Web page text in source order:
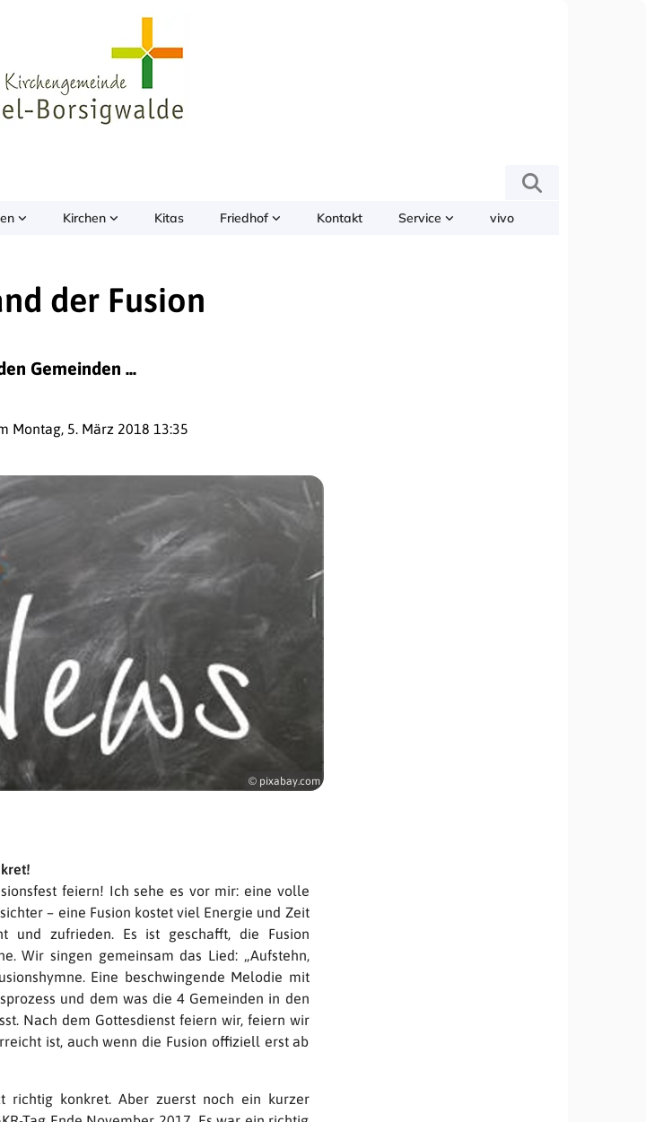
Kirchen Kitas Friedhof Kontakt Service vivo
der Fusion
Gemeinden ...
Montag, 5. März 2018 13:35
© pixabay.com
feiern! Ich sehe es vor mir: eine volle
– eine Fusion kostet viel Energie und Zeit
und zufrieden. Es ist geschafft, die Fusion
Wir singen gemeinsam das Lied: „Aufstehn,
Eine beschwingende Melodie mit
und dem was die 4 Gemeinden in den
Nach dem Gottesdienst feiern wir, feiern wir
ist, auch wenn die Fusion offiziell erst ab
richtig konkret. Aber zuerst noch ein kurzer